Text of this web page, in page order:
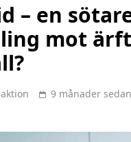
– en
mot
9 månader sedan